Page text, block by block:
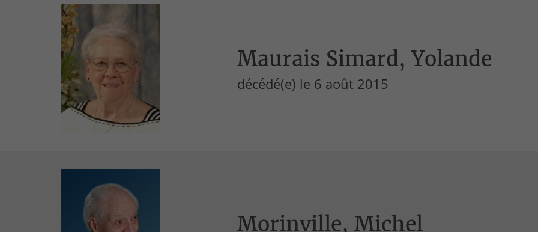
Maurais Simard, Yolande
décédé(e) le 6 août 2015
Morinville, Michel